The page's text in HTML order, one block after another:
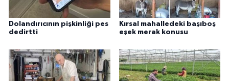
Dolandırıcının pişkinliği pes
dedirtti
Kırsal mahalledeki başıboş
eşek merak konusu
Yerel Haberler